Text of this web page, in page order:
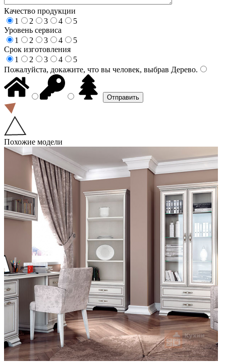
Качество продукции
1
2 3 4
5
Уровень сервиса
1
2 3 4
5
Срок изготовления
1
2 3 4
5
Пожалуйста, докажите, что вы человек, выбрав Дерево.
Похожие модели